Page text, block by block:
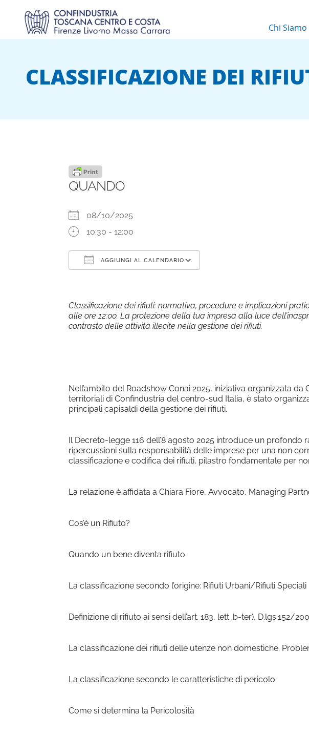
Chi Siamo
CLASSIFICAZIONE DEI
QUANDO
08/10/2025
10:30 - 12:00
AGGIUNGI AL CALENDARIO
Classificazione dei rifiuti: normativa, procedure e implicazioni
alle ore 12:00. La protezione della tua impresa alla luce
contrasto delle attività illecite nella gestione dei rifiuti.
Nell’ambito del Roadshow Conai 2025, iniziativa organizzata
territoriali di Confindustria del centro-sud Italia, è stato
principali capisaldi della gestione dei rifiuti.
Il Decreto-legge 116 dell’8 agosto 2025 introduce un
ripercussioni sulla responsabilità delle imprese per una non
classificazione e codifica dei rifiuti, pilastro fondamentale per
La relazione è affidata a Chiara Fiore, Avvocato, Managing
Cos’è un Rifiuto?
Quando un bene diventa rifiuto
La classificazione secondo l’origine: Rifiuti Urbani/Rifiuti Speciali
Definizione di rifiuto ai sensi dell’art. 183, lett. b-ter), D.lgs.152/
La classificazione dei rifiuti delle utenze non domestiche.
La classificazione secondo le caratteristiche di pericolo
Come si determina la Pericolosità